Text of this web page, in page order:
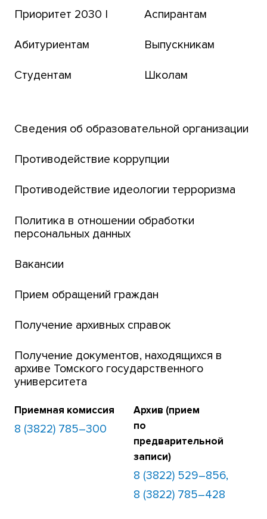
ПЕРЕВОД НА БЮДЖЕТ
Томский региональный центр коллективного
Транссибирский научный путь
Парк социогуманитарных технологий ТГУ
Английский для всех
ТГУ
Интернет-лицей
Открытые онлайн-курсы (MOOCs)
Платежи онлайн
Банк инициатив по развитию университета
Приоритет 2030 |
Абитуриентам
Студентам
Аспирантам
Выпускникам
Школам
Сведения об образовательной организации
Противодействие коррупции
Противодействие идеологии терроризма
Политика в отношении обработки
персональных данных
Вакансии
Прием обращений граждан
Получение архивных справок
Получение документов, находящихся в
архиве Томского государственного
университета
Приемная комиссия
8 (3822) 785–300
Архив (прием
по
предварительной
записи)
8 (3822) 529–856,
8 (3822) 785–428